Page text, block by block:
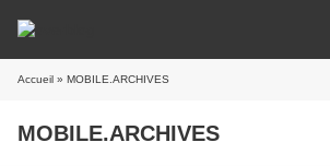
Accueil » MOBILE.ARCHIVES
MOBILE.ARCHIVES